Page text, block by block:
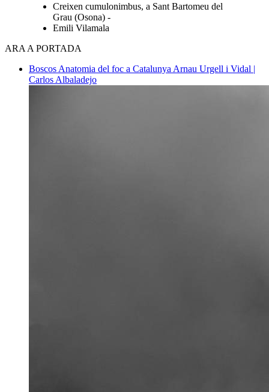
Creixen cumulonimbus, a Sant Bartomeu del
Grau (Osona) -
Emili Vilamala
ARA A PORTADA
Boscos Anatomia del foc a Catalunya Arnau Urgell i Vidal |
Carlos Albaladejo